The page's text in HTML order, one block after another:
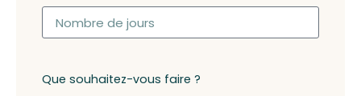
Que souhaitez-vous faire ?